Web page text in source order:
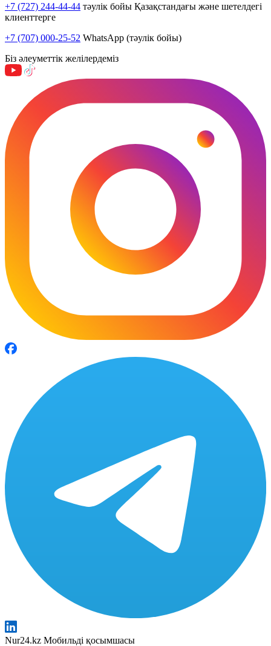
+7 (727) 244-44-44 тәулік бойы Қазақстандағы және шетелдегі
клиенттерге
+7 (707) 000-25-52 WhatsApp (тәулік бойы)
Біз әлеуметтік желілердеміз
Nur24.kz Мобильді қосымшасы